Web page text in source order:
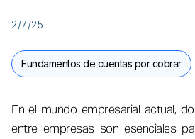
2/7/25
Fundamentos de cuentas por cobrar
En el mundo empresarial actual,
entre empresas son esenciales